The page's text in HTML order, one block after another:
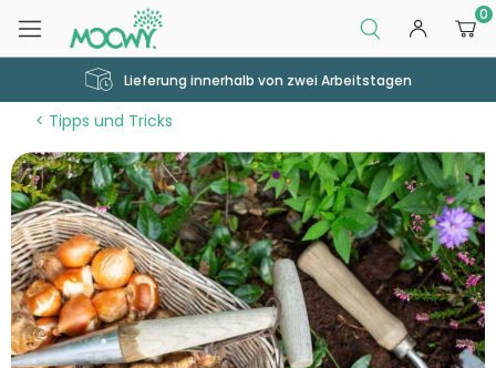
0
Lieferung innerhalb von zwei Arbeitstagen
Tipps und Tricks